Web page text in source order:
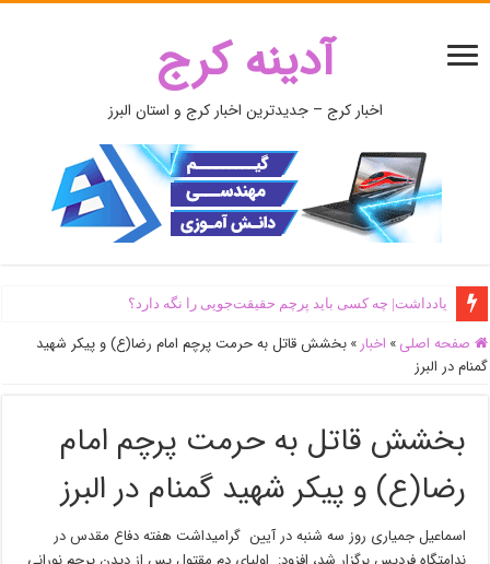
آدینه کرج
اخبار کرج – جدیدترین اخبار کرج و استان البرز
یادداشت| ‌چه کسی باید پرچم حقیقت‌جویی را نگه دارد؟
صفحه اصلی » اخبار » بخشش قاتل به حرمت پرچم امام رضا(ع) و پیکر شهید
گمنام در البرز
بخشش قاتل به حرمت پرچم امام
رضا(ع) و پیکر شهید گمنام در البرز
اسماعیل جمیاری روز سه شنبه در آیین گرامیداشت هفته دفاع مقدس در